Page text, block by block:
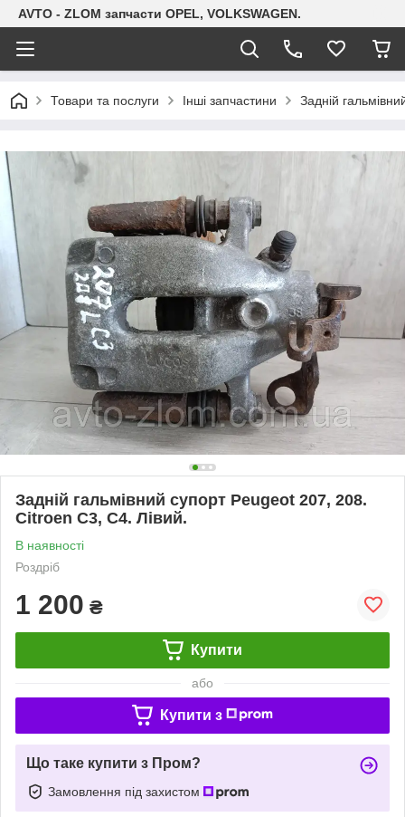
AVTO - ZLOM запчасти OPEL, VOLKSWAGEN.
Товари та послуги Інші запчастини Задній
Задній гальмівний супорт Peugeot 207, 208.
Citroen C3, C4. Лівий.
В наявності
Роздріб
1 200 ₴
Купити
або
Купити з
Що таке купити з Пром?
Замовлення під захистом